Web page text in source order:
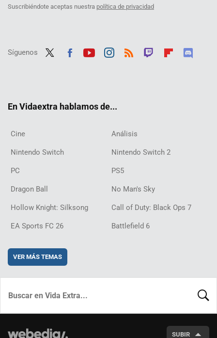
Suscribiéndote aceptas nuestra política de privacidad
Síguenos
En Vidaextra hablamos de...
Cine Análisis
Nintendo Switch Nintendo Switch 2
PC PS5
Dragon Ball No Man's Sky
Hollow Knight: Silksong Call of Duty: Black Ops 7
EA Sports FC 26 Battlefield 6
VER MÁS TEMAS
SUBIR